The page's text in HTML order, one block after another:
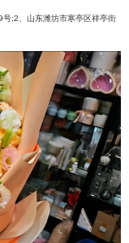
;2、山东潍坊市寒亭区祥亭街